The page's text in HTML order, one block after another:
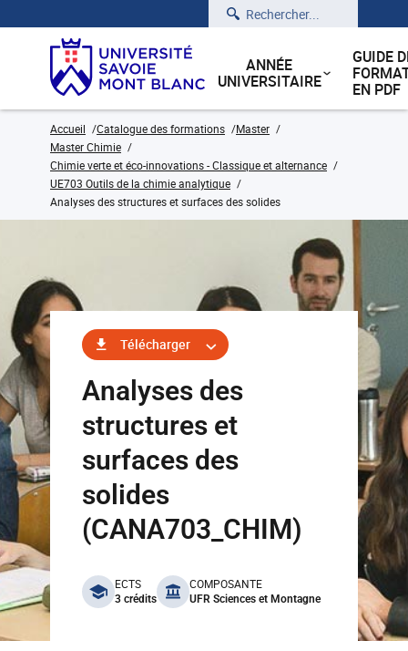
Rechercher
ANNÉE
UNIVERSITAIRE
GUIDE
EN PDF
Accueil Catalogue des formations
Master
Master Chimie
Chimie verte et éco-innovations - Classique et alternance
UE703 Outils de la chimie analytique
Analyses des structures et surfaces des solides
Télécharger
Analyses des
structures et
surfaces des
solides
(CANA703_CHIM)
benefits
ECTS
3 crédits
COMPOSANTE
UFR Sciences et Montagne